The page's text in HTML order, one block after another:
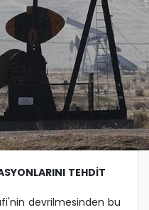
TEHDİT
devrilmesinden bu